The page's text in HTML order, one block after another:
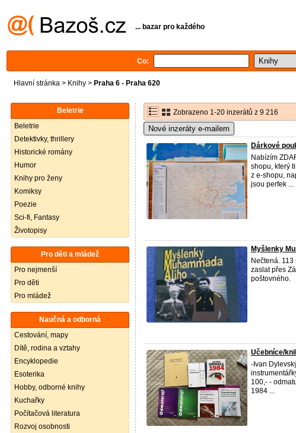
... bazar pro každého
Co:
Hlavní stránka > Knihy > Praha 6 - Praha 620
Beletrie
Beletrie
Detektivky, thrillery
Historické romány
Humor
Knihy pro ženy
Komiksy
Poezie
Sci-fi, Fantasy
Životopisy
Pro děti a mládež
Pro nejmenší
Pro děti
Pro mládež
Naučná a odborná
Cestování, mapy
Dítě, rodina a vztahy
Encyklopedie
Esoterika
Hobby, odborné knihy
Kuchařky
Počítačová literatura
Rozvoj osobnosti
Zobrazeno 1-20 inzerátů z 9 216
Nové inzeráty e-mailem
Dárkové
Nabízím
shopu, který
z e-shopu,
jsou perfek ...
Myšlenky
Nečtená.
zaslat přes
poštovného.
Učebníce/
-Ivan
100,- -
1984 ...